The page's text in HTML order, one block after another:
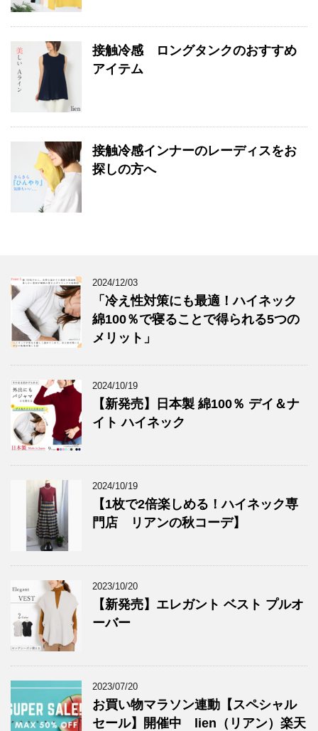
接触冷感 ロングタンクのおすすめ
アイテム
接触冷感インナーのレーディスをお
探しの方へ
2024/12/03
「冷え性対策にも最適！ハイネック
綿100％で寝ることで得られる5つの
メリット」
2024/10/19
【新発売】日本製 綿100％ デイ＆ナ
イト ハイネック
2024/10/19
【1枚で2倍楽しめる！ハイネック専
門店 リアンの秋コーデ】
2023/10/20
【新発売】エレガント ベスト プルオ
ーバー
2023/07/20
お買い物マラソン連動【スペシャル
セール】開催中 lien（リアン）楽天